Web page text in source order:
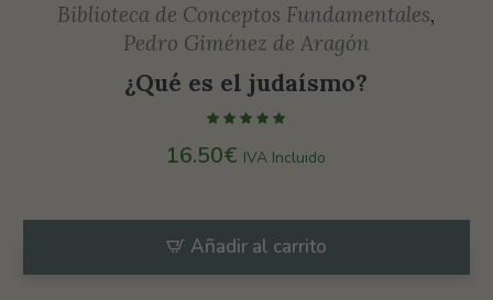
Biblioteca de Conceptos Fundamentales,
Pedro Giménez de Aragón
¿Qué es el judaísmo?
16.50€ IVA Incluido
Añadir al carrito